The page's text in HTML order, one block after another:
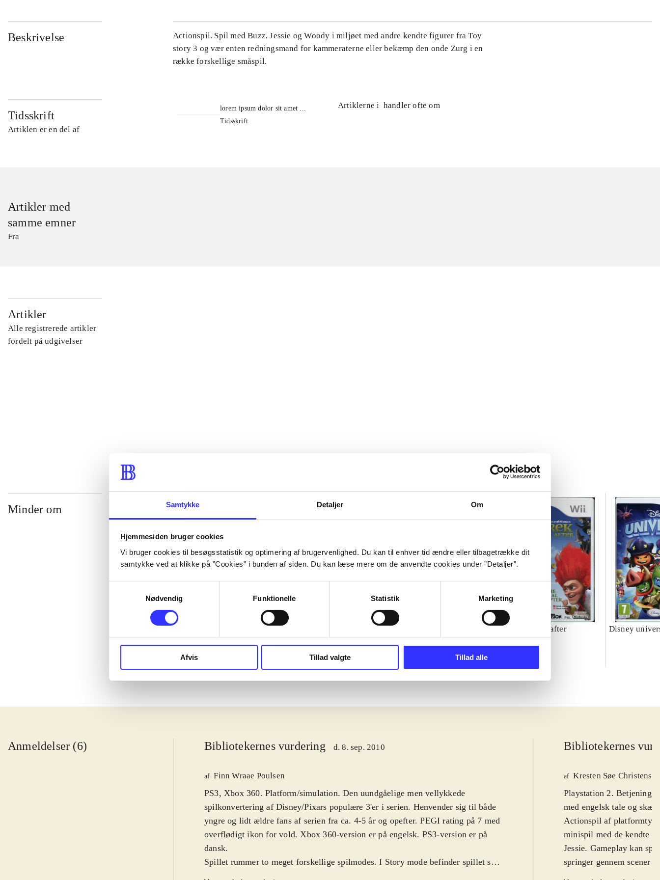
Samtykke Detaljer Om
Hjemmesiden bruger cookies
Vi bruger cookies til besøgsstatistik og optimering af brugervenlighed. Du kan til enhver tid ændre eller tilbagetrække dit
samtykke ved at klikke på ”Cookies” i bunden af siden. Du kan læse mere om de anvendte cookies under ”Detaljer”.
Nødvendig
Funktionelle Statistik Marketing
Afvis Tillad valgte Tillad alle
Beskrivelse
Actionspil. Spil med Buzz, Jessie og Woody i miljøet med andre kendte figurer fra Toy
story 3 og vær enten redningsmand for kammeraterne eller bekæmp den onde Zurg i en
række forskellige småspil.
Tidsskrift
Artiklen er en del af
lorem ipsum dolor sit amet ...
Tidsskrift
Artiklerne i handler ofte om
Artikler med
samme emner
Fra
Artikler
Alle registrerede artikler
fordelt på udgivelser
Minder om
TT Games
Shrek forever after Disney
Anmeldelser (6) Bibliotekernes vurdering d. 8. sep. 2010
af Finn Wraae Poulsen
PS3, Xbox 360. Platform/simulation. Den uundgåelige men vellykkede
spilkonvertering af Disney/Pixars populære 3'er i serien. Henvender sig til både
yngre og lidt ældre fans af serien fra ca. 4-5 år og opefter. PEGI rating på 7 med
overflødigt ikon for vold. Xbox 360-version er på engelsk. PS3-version er på
dansk.
Spillet rummer to meget forskellige spilmodes. I Story mode befinder spillet sig
Bibliotekernes
af Kresten Søe
Playstation 2.
med engelsk tale og
Actionspil af
minispil med de kendte
Jessie. Gameplay kan
springer gennem scener